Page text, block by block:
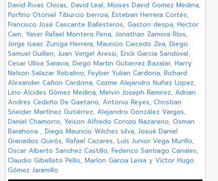
David Rivas Chicas, David Leal, Moises David Gomez Medina,
Porfirio Otoniel Tiburcio berroa, Esteban Herrera Cortés,
Francisco José Cascante Ballesteros, Gaston despa, Hector
Cam, Yaser Rafael Montero Pena, Jonathan Zamora Ríos,
Jorge Isaac Zuniga Herrera, Mauricio Caicedo Zea, Diego
Samuel Guillen, Juan Vergel Aressi, Erick Garcia Sandoval,
Cesar Ulloa Saravia, Diego Martin Gutierrez Bazalar, Harry
Nelson Salazar Robalino, Feyber Yulian Cardona, Richard
Alexander Cañon Cardona, Cozme Alejandro Nuñez Lopez,
Lino Alcides Gómez Medina, Melvin Joseph Ramirez, Adrian
Andres Cedeño De Gaetano, Antonio Reyes, Christian
Sneider Martínez Gutiérrez, Alejandro González Vargas,
Daniel Chamorro, Yeison Alfredo Corozo Nazareno, Osman
Barahona , Diego Mauricio Wilches silva, Josué Daniel
Granados Quirós, Rafael Cazares, Luís Junior Vega Murillo,
Oscar Alberto Sanchez Castillo, Federico Santiago Canales,
Claudio Gibellato Pellis, Marlon Garcia Leiva y Víctor Hugo
Gómez Jaramillo